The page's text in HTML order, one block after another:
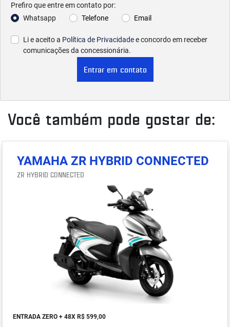
Prefiro que entre em contato por:
Whatsapp
Telefone Email
Li e aceito a Política de Privacidadee concordo em receber
comunicações da concessionária.
Entrar em contato
Você também pode gostar de:
YAMAHA ZR HYBRID CONNECTED
ZR HYBRID CONNECTED
ENTRADA ZERO + 48X R$ 599,00